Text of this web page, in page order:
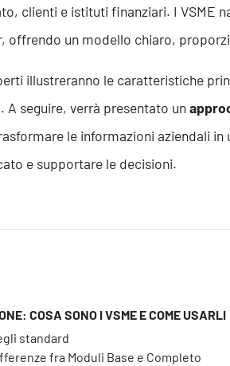
clienti e istituti finanziari. I VSME
offrendo un modello chiaro,
illustreranno le caratteristiche
seguire, verrà presentato un
le informazioni aziendali
e supportare le decisioni.
COSA SONO I VSME E COME USARLI
standard
fra Moduli Base e Completo